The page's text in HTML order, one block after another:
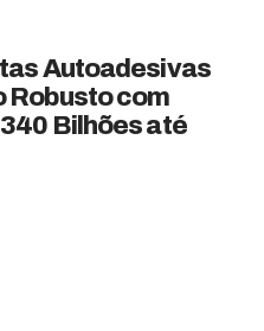
Autoadesivas
Robusto com
Bilhões até